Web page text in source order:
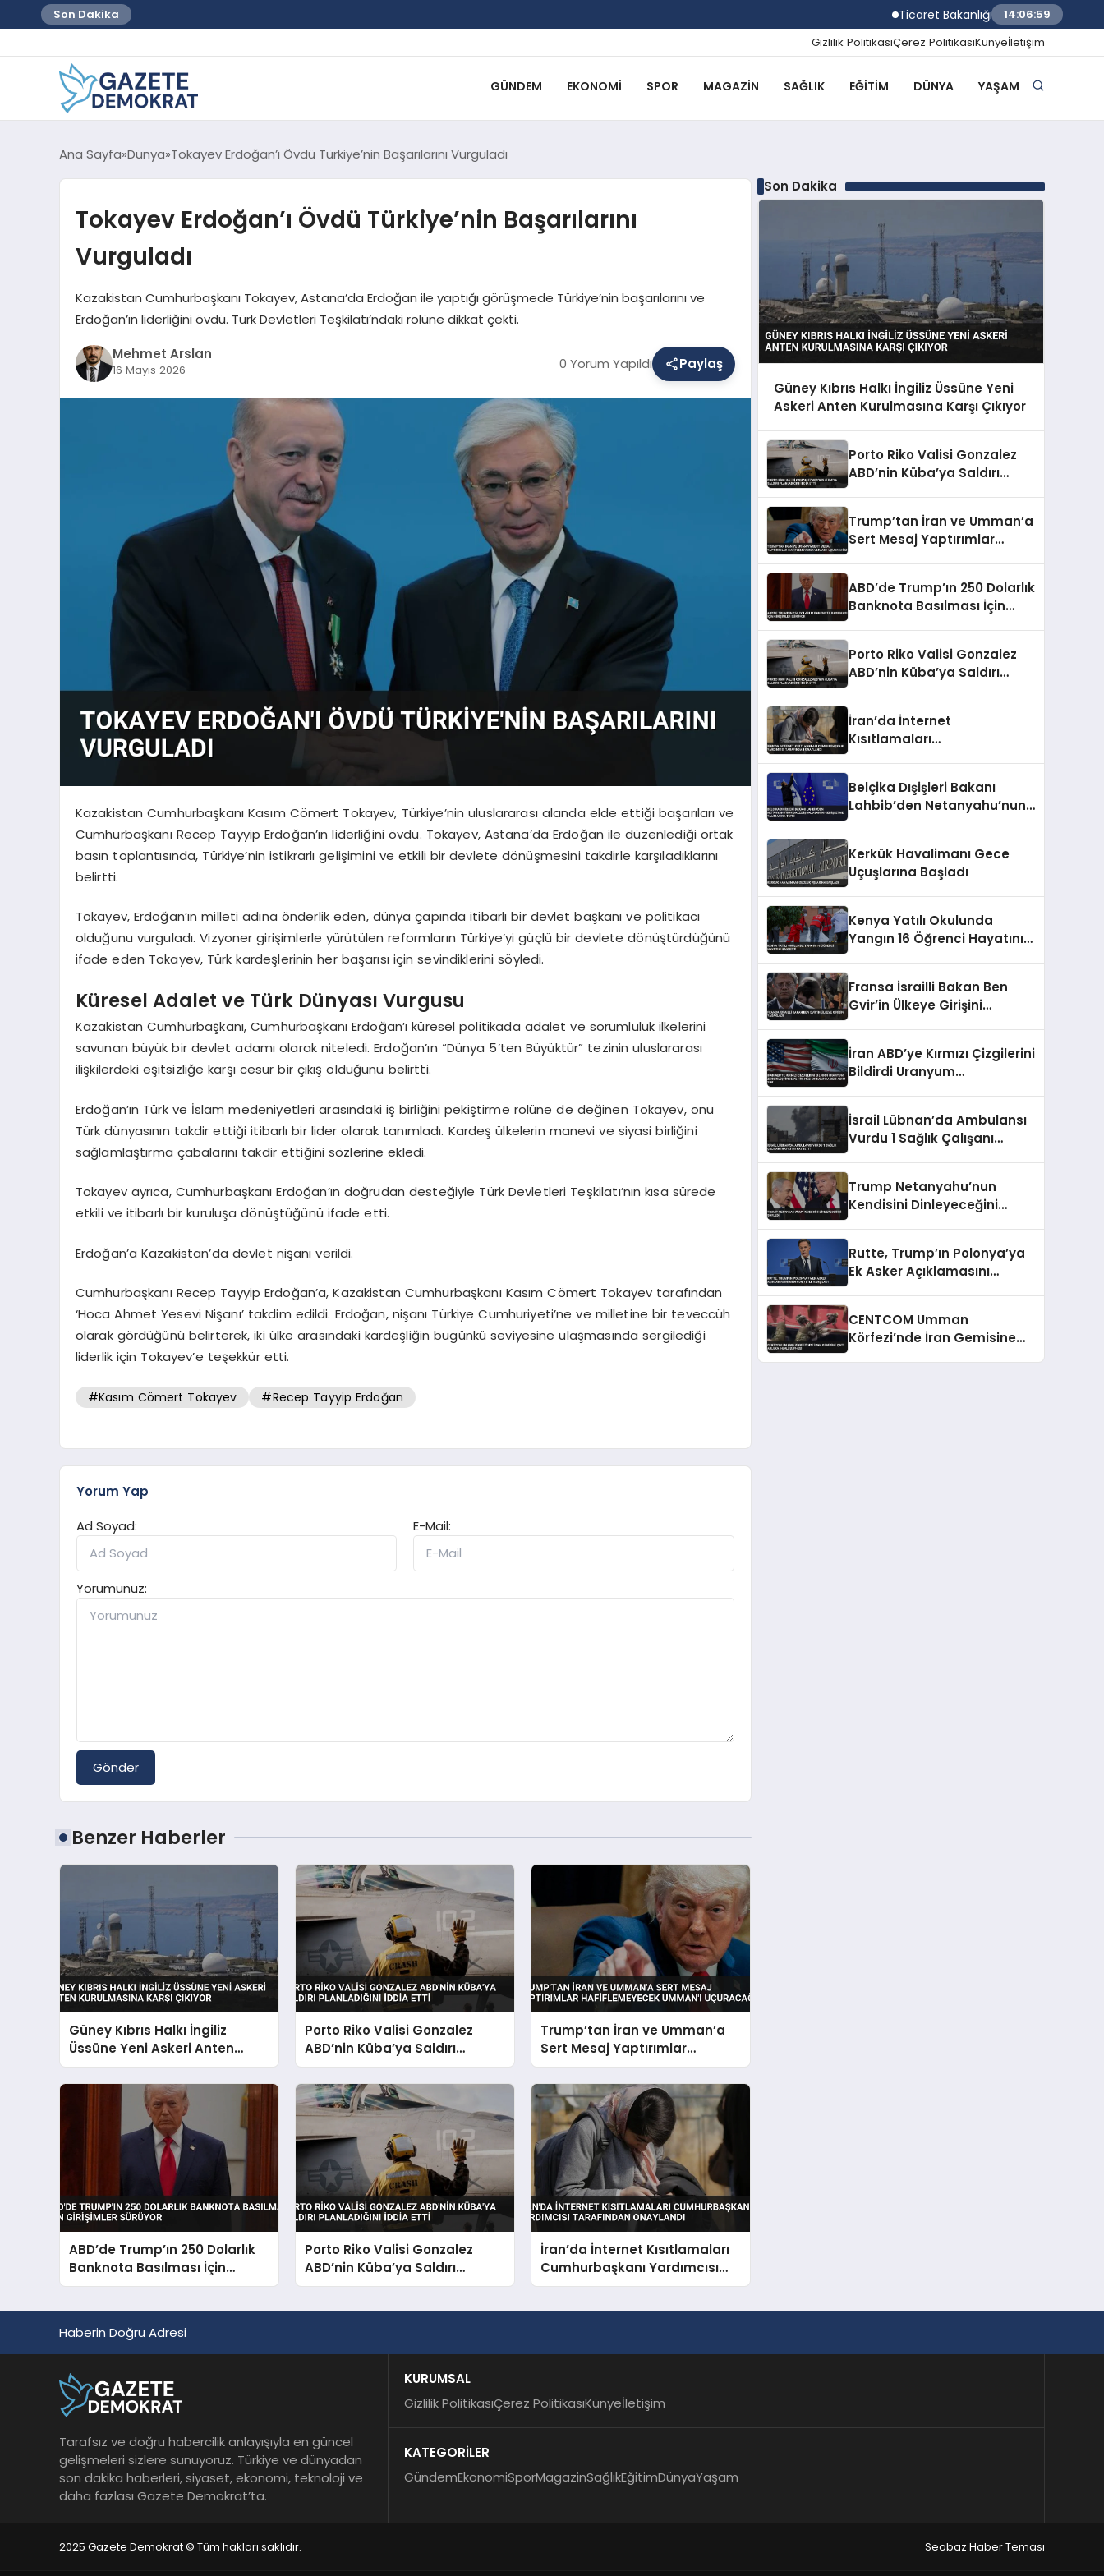
Son Dakika Ticaret Bakanlığı Ekipleri 2026 Yılında 58
14:07:00
Gizlilik PolitikasıÇerez PolitikasıKünyeİletişim
GÜNDEM EKONOMI SPOR MAGAZIN SAĞLIK EĞITIM DÜNYA YAŞAM
Ana Sayfa Dünya Tokayev Erdoğan’ı Övdü Türkiye’nin Başarılarını Vurguladı
Tokayev Erdoğan’ı Övdü Türkiye’nin Başarılarını
Vurguladı
Kazakistan Cumhurbaşkanı Tokayev, Astana’da Erdoğan ile yaptığı görüşmede Türkiye’nin başarılarını ve
Erdoğan’ın liderliğini övdü. Türk Devletleri Teşkilatı’ndaki rolüne dikkat çekti.
Mehmet Arslan
16 Mayıs 2026 0 Yorum Yapıldı Paylaş
Kazakistan Cumhurbaşkanı Kasım Cömert Tokayev, Türkiye’nin uluslararası alanda elde ettiği başarıları ve
Cumhurbaşkanı Recep Tayyip Erdoğan’ın liderliğini övdü. Tokayev, Astana’da Erdoğan ile düzenlediği ortak
basın toplantısında, Türkiye’nin istikrarlı gelişimini ve etkili bir devlete dönüşmesini takdirle karşıladıklarını
belirtti.
Tokayev, Erdoğan’ın milleti adına önderlik eden, dünya çapında itibarlı bir devlet başkanı ve politikacı
olduğunu vurguladı. Vizyoner girişimlerle yürütülen reformların Türkiye’yi güçlü bir devlete dönüştürdüğünü
ifade eden Tokayev, Türk kardeşlerinin her başarısı için sevindiklerini söyledi.
Küresel Adalet ve Türk Dünyası Vurgusu
Kazakistan Cumhurbaşkanı, Cumhurbaşkanı Erdoğan’ı küresel politikada adalet ve sorumluluk ilkelerini
savunan büyük bir devlet adamı olarak niteledi. Erdoğan’ın “Dünya 5’ten Büyüktür” tezinin uluslararası
ilişkilerdeki eşitsizliğe karşı cesur bir çıkış olduğunu belirtti.
Erdoğan’ın Türk ve İslam medeniyetleri arasındaki iş birliğini pekiştirme rolüne de değinen Tokayev, onu
Türk dünyasının takdir ettiği itibarlı bir lider olarak tanımladı. Kardeş ülkelerin manevi ve siyasi birliğini
sağlamlaştırma çabalarını takdir ettiğini sözlerine ekledi.
Tokayev ayrıca, Cumhurbaşkanı Erdoğan’ın doğrudan desteğiyle Türk Devletleri Teşkilatı’nın kısa sürede
etkili ve itibarlı bir kuruluşa dönüştüğünü ifade etti.
Erdoğan’a Kazakistan’da devlet nişanı verildi.
Cumhurbaşkanı Recep Tayyip Erdoğan’a, Kazakistan Cumhurbaşkanı Kasım Cömert Tokayev tarafından
‘Hoca Ahmet Yesevi Nişanı’ takdim edildi. Erdoğan, nişanı Türkiye Cumhuriyeti’ne ve milletine bir teveccüh
olarak gördüğünü belirterek, iki ülke arasındaki kardeşliğin bugünkü seviyesine ulaşmasında sergilediği
liderlik için Tokayev’e teşekkür etti.
#Kasım Cömert Tokayev #Recep Tayyip Erdoğan
Yorum Yap
Ad Soyad:
E-Mail:
Yorumunuz:
Gönder
Benzer Haberler
Güney Kıbrıs Halkı İngiliz
Üssüne Yeni Askeri Anten
Kurulmasına Karşı Çıkıyor
Porto Riko Valisi Gonzalez
ABD’nin Küba’ya Saldırı
Planladığını İddia Etti
Trump’tan İran ve Umman’a
Sert Mesaj Yaptırımlar
Hafiflemeyecek Umman’ı
Uçuracağız
ABD’de Trump’ın 250 Dolarlık
Banknota Basılması İçin
Girişimler Sürüyor
Porto Riko Valisi Gonzalez
ABD’nin Küba’ya Saldırı
Planladığını İddia Etti
İran’da İnternet Kısıtlamaları
Cumhurbaşkanı Yardımcısı
Tarafından Onaylandı
Son Dakika
Güney Kıbrıs Halkı İngiliz Üssüne Yeni
Askeri Anten Kurulmasına Karşı Çıkıyor
Porto Riko Valisi Gonzalez
ABD’nin Küba’ya Saldırı
Trump’tan İran ve Umman’a
Sert Mesaj Yaptırımlar
ABD’de Trump’ın 250 Dolarlık
Banknota Basılması İçin
Porto Riko Valisi Gonzalez
ABD’nin Küba’ya Saldırı
İran’da İnternet
Kısıtlamaları
Belçika Dışişleri Bakanı
Lahbib’den Netanyahu’nun
Tepki
Kerkük Havalimanı Gece
Uçuşlarına Başladı
Kenya Yatılı Okulunda
Yangın 16 Öğrenci Hayatını
Fransa İsrailli Bakan Ben
Gvir’in Ülkeye Girişini
İran ABD’ye Kırmızı Çizgilerini
Bildirdi Uranyum
İsrail Lübnan’da Ambulansı
Vurdu 1 Sağlık Çalışanı
Trump Netanyahu’nun
Kendisini Dinleyeceğini
Rutte, Trump’ın Polonya’ya
Ek Asker Açıklamasını
CENTCOM Umman
Körfezi’nde İran Gemisine
Haberin Doğru Adresi
Tarafsız ve doğru habercilik anlayışıyla en güncel
gelişmeleri sizlere sunuyoruz. Türkiye ve dünyadan
son dakika haberleri, siyaset, ekonomi, teknoloji ve
daha fazlası Gazete Demokrat’ta.
KURUMSAL
Gizlilik PolitikasıÇerez PolitikasıKünyeİletişim
KATEGORİLER
GündemEkonomiSporMagazinSağlıkEğitimDünyaYaşam
2025 Gazete Demokrat © Tüm hakları saklıdır. Seobaz Haber Teması